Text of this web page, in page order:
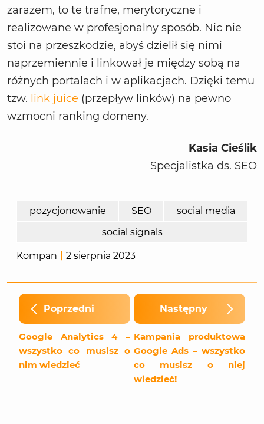
zarazem, to te trafne, merytoryczne i
realizowane w profesjonalny sposób. Nic nie
stoi na przeszkodzie, abyś dzielił się nimi
naprzemiennie i linkował je między sobą na
różnych portalach i w aplikacjach. Dzięki temu
tzw. link juice (przepływ linków) na pewno
wzmocni ranking domeny.
Kasia Cieślik
Specjalistka ds. SEO
pozycjonowanie SEO
social media
social signals
Kompan 2 sierpnia 2023
Poprzedni
Google Analytics 4 –
wszystko co musisz o
nim wiedzieć
Następny
Kampania produktowa
Google Ads – wszystko
co musisz o niej
wiedzieć!